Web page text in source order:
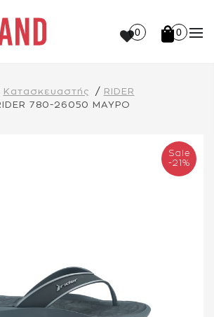
0 0
Κατασκευαστής
RIDER
780-26050 ΜΑΥΡΟ
Sale
-21%